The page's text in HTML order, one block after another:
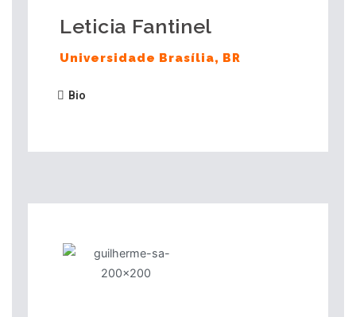
Leticia Fantinel
Universidade Brasília, BR
Bio